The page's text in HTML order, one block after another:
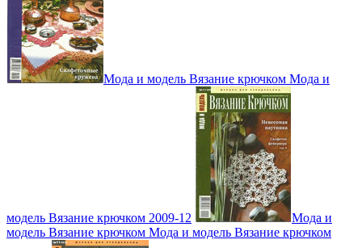
Мода и модель Вязание крючком Мода и
модель Вязание крючком 2009-12
Мода и
модель Вязание крючком Мода и модель Вязание крючком